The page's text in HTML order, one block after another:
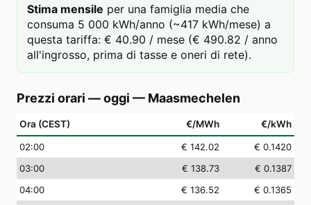
Stima mensile per una famiglia media che
consuma 5 000 kWh/anno (~417 kWh/mese) a
questa tariffa: € 40.90 / mese (€ 490.82 / anno
all'ingrosso, prima di tasse e oneri di rete).
Prezzi orari — oggi — Maasmechelen
Ora (CEST) €/MWh €/kWh
02:00 € 142.02
€ 0.1420
03:00 € 138.73
€ 0.1387
04:00 € 136.52
€ 0.1365